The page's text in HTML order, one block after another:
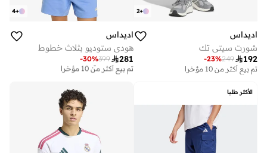
+
2
اديداس
شورت سيتي تك
192
249
-23%
تم بيع أكثر من 10 مؤخرا
+
4
اديداس
هودي ستوديو بثلاث خطوط
281
399
-30%
توصيل مجاني
تم بيع أكثر من 10 مؤخرا
الأكثر طلبا